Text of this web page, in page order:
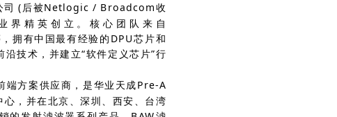
司 (后被Netlogic / Broadcom收
界精英创立。核心团队来自
拥有中国最有经验的DPU芯片和
技术，并建立“软件定义芯片”行
端方案供应商，是华业天成Pre-A
，并在北京、深圳、西安、台湾